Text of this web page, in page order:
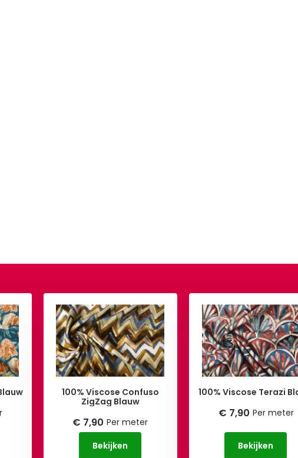
100% Viscose Confuso
ZigZag Blauw
€ 7,90 Per meter
Bekijken
100% Viscose Terazi
€ 7,90 Per meter
Bekijken